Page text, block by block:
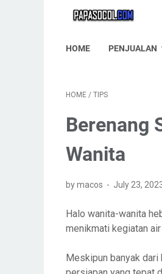
HOME PENJUALAN
HOME / TIPS
Berenang
Wanita
by macos July 23,
Halo wanita-wanita
menikmati kegiatan air
Meskipun banyak dari